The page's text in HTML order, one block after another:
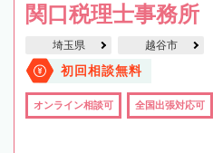
関口税理士事務所
埼玉県 越谷市
初回相談無料
オンライン相談可 全国出張対応可